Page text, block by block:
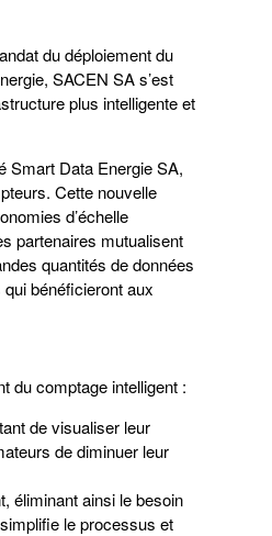
du déploiement du
SACEN SA s’est
plus intelligente et
Smart Data Energie SA,
Cette nouvelle
d’échelle
partenaires mutualisent
quantités de données
bénéficieront aux
du comptage intelligent :
de visualiser leur
de diminuer leur
éliminant ainsi le besoin
le processus et